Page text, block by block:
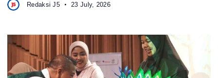
Redaksi J5 23 July, 2026